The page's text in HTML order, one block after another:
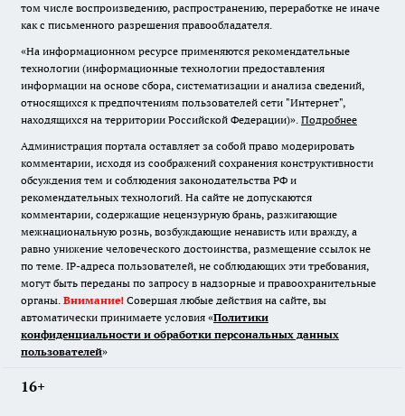
том числе воспроизведению, распространению, переработке не иначе
как с письменного разрешения правообладателя.
«На информационном ресурсе применяются рекомендательные
технологии (информационные технологии предоставления
информации на основе сбора, систематизации и анализа сведений,
относящихся к предпочтениям пользователей сети "Интернет",
находящихся на территории Российской Федерации)». Подробнее
Администрация портала оставляет за собой право модерировать
комментарии, исходя из соображений сохранения конструктивности
обсуждения тем и соблюдения законодательства РФ и
рекомендательных технологий. На сайте не допускаются
комментарии, содержащие нецензурную брань, разжигающие
межнациональную рознь, возбуждающие ненависть или вражду, а
равно унижение человеческого достоинства, размещение ссылок не
по теме. IP-адреса пользователей, не соблюдающих эти требования,
могут быть переданы по запросу в надзорные и правоохранительные
органы. Внимание! Совершая любые действия на сайте, вы
автоматически принимаете условия «Политики
конфиденциальности и обработки персональных данных
пользователей»
16+